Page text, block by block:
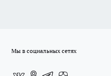
Мы в социальных сетях